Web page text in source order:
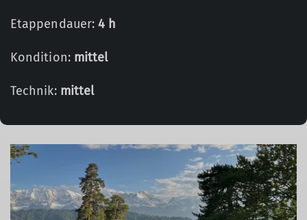
Etappendauer:4 h
Kondition: mittel
Technik: mittel